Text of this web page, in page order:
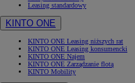
Leasing standardowy
KINTO ONE
KINTO ONE Leasing niższych rat
KINTO ONE Leasing konsumencki
KINTO ONE Najem
KINTO ONE Zarządzanie flotą
KINTO Mobility